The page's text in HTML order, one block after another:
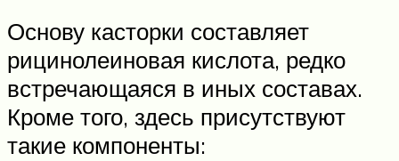
Основу касторки составляет
рицинолеиновая кислота, редко
встречающаяся в иных составах.
Кроме того, здесь присутствуют
такие компоненты: